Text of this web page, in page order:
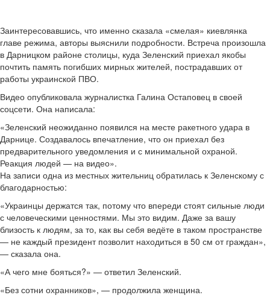
Заинтересовавшись, что именно сказала «смелая» киевлянка
главе режима, авторы выяснили подробности. Встреча произошла
в Дарницком районе столицы, куда Зеленский приехал якобы
почтить память погибших мирных жителей, пострадавших от
работы украинской ПВО.
Видео опубликовала журналистка Галина Остаповец в своей
соцсети. Она написала:
«Зеленский неожиданно появился на месте ракетного удара в
Дарнице. Создавалось впечатление, что он приехал без
предварительного уведомления и с минимальной охраной.
Реакция людей — на видео».
На записи одна из местных жительниц обратилась к Зеленскому с
благодарностью:
«Украинцы держатся так, потому что впереди стоят сильные люди
с человеческими ценностями. Мы это видим. Даже за вашу
близость к людям, за то, как вы себя ведёте в таком пространстве
— не каждый президент позволит находиться в 50 см от граждан»,
— сказала она.
«А чего мне бояться?» — ответил Зеленский.
«Без сотни охранников», — продолжила женщина.